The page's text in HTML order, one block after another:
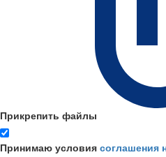
Прикрепить файлы
Принимаю условия соглашения